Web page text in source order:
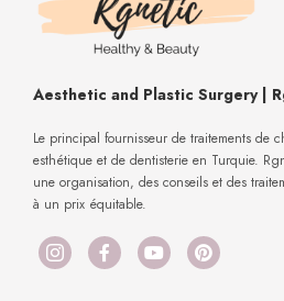
Aesthetic and Plastic Surgery |
Le principal fournisseur de traitements de
esthétique et de dentisterie en Turquie.
une organisation, des conseils et des
à un prix équitable.